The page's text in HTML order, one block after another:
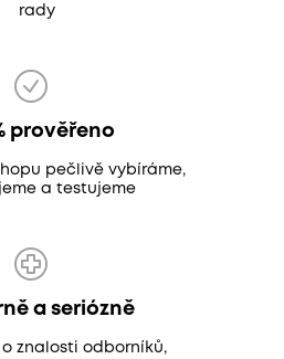
rady
prověřeno
pečlivě vybíráme,
a testujeme
a seriózně
znalosti odborníků,